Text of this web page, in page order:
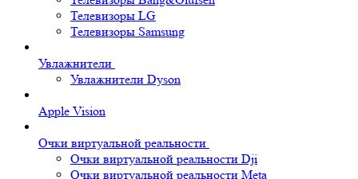
Телевизоры LG
Телевизоры Samsung
Увлажнители
Увлажнители Dyson
Apple Vision
Очки виртуальной реальности
Очки виртуальной реальности Dji
Очки виртуальной реальности Meta